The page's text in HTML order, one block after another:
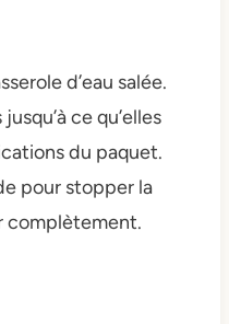
d’eau salée.
ce qu’elles
du paquet.
pour stopper la
complètement.